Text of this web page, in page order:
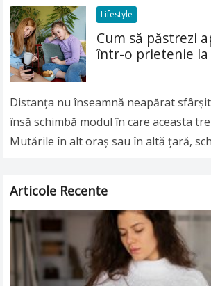
Lifestyle
Cum să păstrezi
într-o prietenie
Distanța nu înseamnă neapărat
însă schimbă modul în care aceasta
Mutările în alt oraș sau în altă țară,
Articole Recente